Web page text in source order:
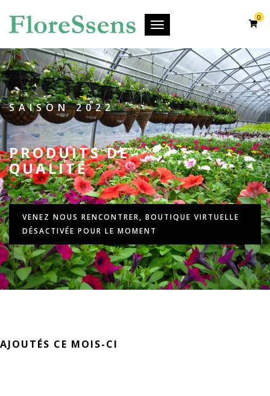
Toggle
0
SAISON 2022
PRODUITS DE
QUALITÉ
VENEZ NOUS RENCONTRER, BOUTIQUE VIRTUELLE
DÉSACTIVÉE POUR LE MOMENT
AJOUTÉS CE MOIS-CI